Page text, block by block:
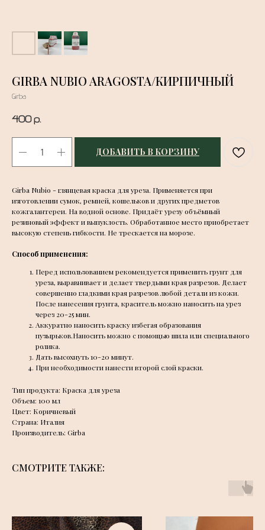
GIRBA NUBIO ARAGOSTA/КИРПИЧНЫЙ
Girba
400 р.
ДОБАВИТЬ В КОРЗИНУ
Girba Nubio - глянцевая краска для уреза. Применяется при
изготовлении сумок, ремней, кошельков и других предметов
кожгалантереи. На водной основе. Придаёт урезу объёмный
резиновый эффект и выпуклость. Обработанное место приобретает
высокую степень гибкости. Не трескается на морозе.
Способ применения:
Перед использованием рекомендуется применить грунт для
уреза, выравнивает и делает твердыми края разрезов. Делает
совершенно гладкими края разрезов любой детали из кожи.
После нанесения грунта, краситель можно наносить на урез
через 20-25 мин.
Аккуратно наносить краску избегая образования
пузырьков.Наносить можно с помощью шила или специального
ролика.
Дать высохнуть 10-20 минут.
При необходимости нанести второй слой краски.
Тип продукта: Краска для уреза
Объем: 100 мл
Цвет: Коричневый
Страна: Италия
Производитель: Girba
СМОТРИТЕ ТАКЖЕ: